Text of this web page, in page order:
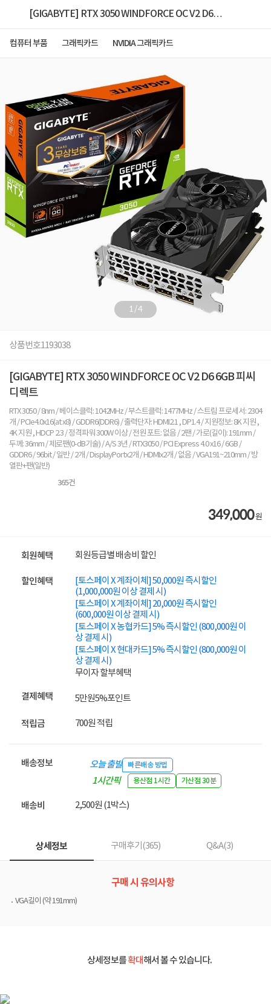
[GIGABYTE] RTX 3050 WINDFORCE OC V2 D6
컴퓨터 부품 그래픽카드 NVIDIA 그래픽카드
1/4
상품번호1193038
[GIGABYTE] RTX 3050 WINDFORCE OC V2 D6 6GB 피씨
디렉트
RTX 3050 / 8nm / 베이스클럭: 1042MHz / 부스트클럭: 1477MHz / 스트림 프로세서: 2304
개 / PCIe4.0x16(at x8) / GDDR6(DDR6) / 출력단자: HDMI2.1 , DP1.4 / 지원정보: 8K 지원 ,
4K 지원 , HDCP 2.3 / 정격파워 300W 이상 / 전원 포트: 없음 / 2팬 / 가로(길이): 191mm /
두께: 36mm / 제로팬(0-dB기술) / A/S 3년 / RTX3050 / PCI Express 4.0 x16 / 6GB /
GDDR6 / 96bit / 일반 / 2개 / DisplayPortx2개 / HDMIx2개 / 없음 / VGA191~210mm / 방
열판+팬(일반)
365건
349,000원
회원혜택 회원등급별 배송비 할인
할인혜택
[토스페이 X 계좌이체] 50,000원 즉시할인
(1,000,000원 이상 결제 시)
[토스페이 X 계좌이체] 20,000원 즉시할인
(600,000원 이상 결제 시)
[토스페이 X 농협카드] 5% 즉시할인 (800,000원 이
상 결제 시)
[토스페이 X 현대카드] 5% 즉시할인 (800,000원 이
상 결제 시)
무이자 할부혜택
결제혜택 5만원5%포인트
적립금 700원 적립
배송정보 오늘 출발 빠른배송 방법
1시간픽
용산점 1시간 가산점 30분
배송비 2,500원 (1박스)
상세정보 구매후기(365) Q&A(3)
구매 시 유의사항
VGA길이 (약 191mm)
상세정보를확대해서 볼 수 있습니다.